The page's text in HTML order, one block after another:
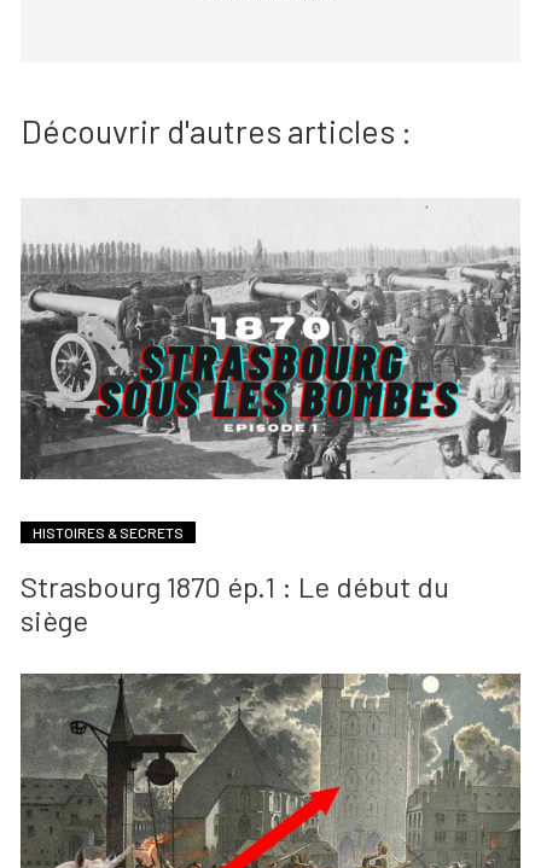
Découvrir d'autres articles :
HISTOIRES & SECRETS
Strasbourg 1870 ép.1 : Le début du
siège